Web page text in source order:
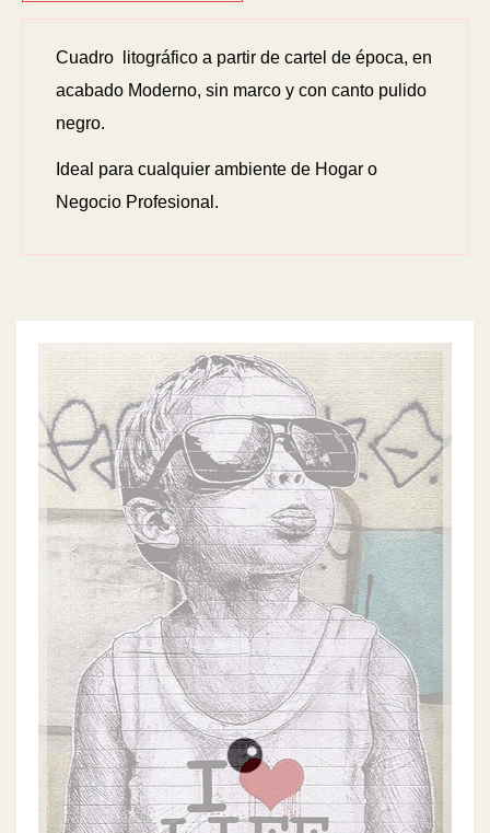
Cuadro litográfico a partir de cartel de época, en
acabado Moderno, sin marco y con canto pulido
negro.
Ideal para cualquier ambiente de Hogar o
Negocio Profesional.